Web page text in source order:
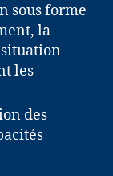
sous forme
la
les
des